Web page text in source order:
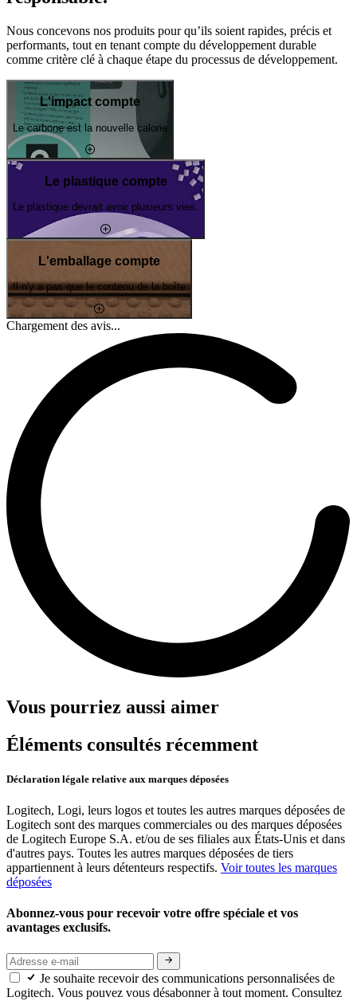
Nous concevons nos produits pour qu’ils soient rapides, précis et
performants, tout en tenant compte du développement durable
comme critère clé à chaque étape du processus de développement.
L'impact compte
Le carbone est la nouvelle calorie
Le plastique compte
Le plastique devrait avoir plusieurs vies.
L'emballage compte
Il n'y a pas que le contenu de la boîte
Chargement des avis...
Vous pourriez aussi aimer
Éléments consultés récemment
Déclaration légale relative aux marques déposées
Logitech, Logi, leurs logos et toutes les autres marques déposées de
Logitech sont des marques commerciales ou des marques déposées
de Logitech Europe S.A. et/ou de ses filiales aux États-Unis et dans
d'autres pays. Toutes les autres marques déposées de tiers
appartiennent à leurs détenteurs respectifs. Voir toutes les marques
déposées
Abonnez-vous pour recevoir votre offre spéciale et vos
avantages exclusifs.
Je souhaite recevoir des communications personnalisées de
Logitech. Vous pouvez vous désabonner à tout moment. Consultez